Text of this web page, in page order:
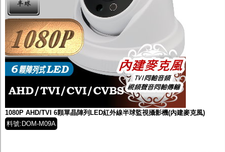
AHD防護罩型攝影機(適用屋外，紅外線照射
距離遠）
AHD特殊功能型攝影機
旋轉型攝影機.旋轉台
傳統高解析攝影機
鏡頭
投光設備
防護罩及支架
監聽器.麥克風
視訊轉換設備
雙絞線傳輸器
雜訊改善器
1080P AHD/TVI 6顆單晶陣列LED紅外線半球監視攝影機(內建麥克風)
料號:DOM-M09A